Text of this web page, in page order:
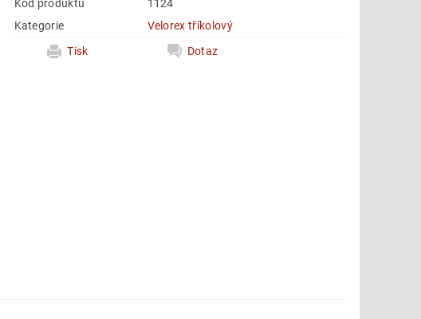
Kód produktu
1124
Kategorie
Velorex tříkolový
Tisk
Dotaz